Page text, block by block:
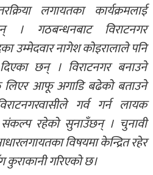
लगायतका कार्यक्रमलाई
। गठबन्धनबाट विराटनगर
उम्मेदवार नागेश कोइरालाले पनि
दिएका छन् । विराटनगर बनाउने
लिएर आफू अगाडि बढेको बताउने
गर्व गर्न लायक
रहेको सुनाउँछन् । चुनावी
विषयमा केन्द्रित रहेर
कुराकानी गरिएको छ।